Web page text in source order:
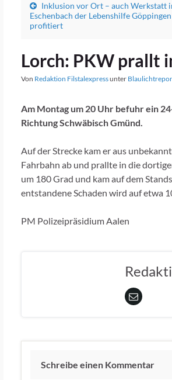
Inklusion vor Ort – auch Werkstatt
Eschenbach der Lebenshilfe Göppingen
profitiert
Lorch: PKW prallt
Von Redaktion Filstalexpressunter
Am Montag um 20 Uhr befuhr ein
Richtung Schwäbisch Gmünd.
Auf der Strecke kam er aus
Fahrbahn ab und prallte in die
um 180 Grad und kam auf dem
entstandene Schaden wird auf etwa
PM Polizeipräsidium Aalen
Schreibe einen Kommentar